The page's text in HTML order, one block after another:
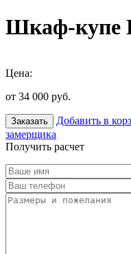
Шкаф-купе
Цена:
от 34 000 руб.
Заказать Добавить в
замерщика
Получить расчет